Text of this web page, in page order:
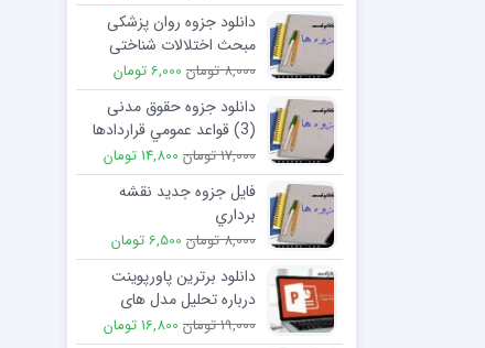
دانلود جزوه روان پزشکی
مبحث اختلالات شناختی
دکتر حمیدیا
8,000 تومان 6,000 تومان
دانلود جزوه حقوق مدنی
(3) قواعد عمومي قراردادها
دکتر شهیدی و کاتوزیان
17,000 تومان 14,800 تومان
فایل جزوه جدید نقشه
برداري
8,000 تومان 6,500 تومان
دانلود برترین پاورپوینت
درباره تحلیل مدل های
راهنمایی
19,000 تومان 16,800 تومان